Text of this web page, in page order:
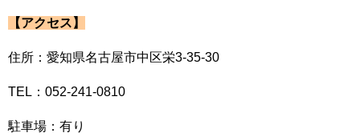
【アクセス】
住所：愛知県名古屋市中区栄3-35-30
TEL：052-241-0810
駐車場：有り